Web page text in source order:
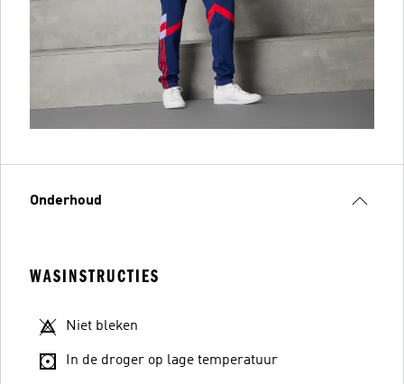
Onderhoud
WASINSTRUCTIES
Niet bleken
In de droger op lage temperatuur